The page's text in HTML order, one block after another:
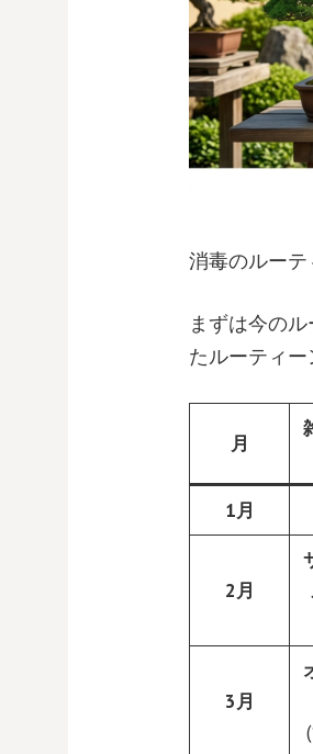
消毒のルーテ
まずは今の
たルーティー
月
1月
2月
3月